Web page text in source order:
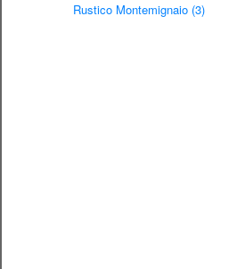
Rustico Montemignaio (3)